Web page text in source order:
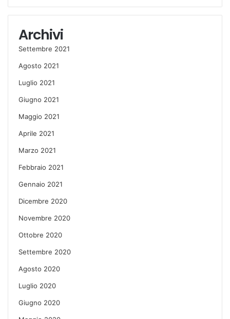
Archivi
Settembre 2021
Agosto 2021
Luglio 2021
Giugno 2021
Maggio 2021
Aprile 2021
Marzo 2021
Febbraio 2021
Gennaio 2021
Dicembre 2020
Novembre 2020
Ottobre 2020
Settembre 2020
Agosto 2020
Luglio 2020
Giugno 2020